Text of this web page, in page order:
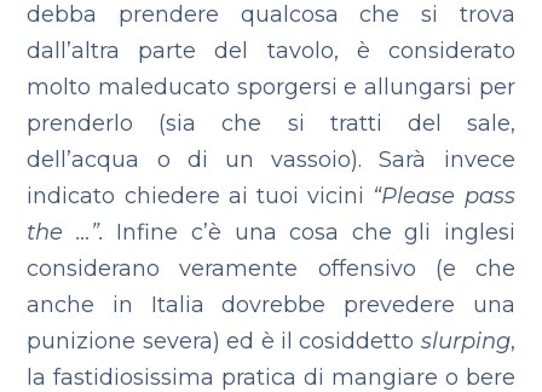
debba prendere qualcosa che si trova
dall’altra parte del tavolo, è considerato
molto maleducato sporgersi e allungarsi per
prenderlo (sia che si tratti del sale,
dell’acqua o di un vassoio). Sarà invece
indicato chiedere ai tuoi vicini “Please pass
the …”. Infine c’è una cosa che gli inglesi
considerano veramente offensivo (e che
anche in Italia dovrebbe prevedere una
punizione severa) ed è il cosiddetto slurping,
la fastidiosissima pratica di mangiare o bere